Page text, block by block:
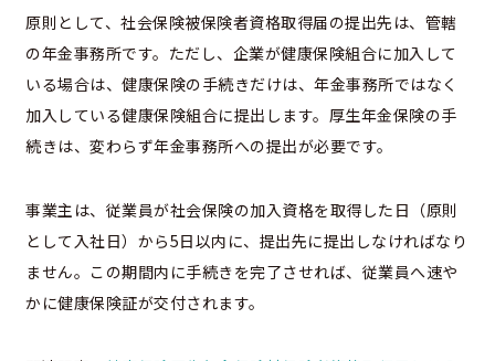
原則として、社会保険被保険者資格取得届の提出先は、管轄
の年金事務所です。ただし、企業が健康保険組合に加入して
いる場合は、健康保険の手続きだけは、年金事務所ではなく
加入している健康保険組合に提出します。厚生年金保険の手
続きは、変わらず年金事務所への提出が必要です。
事業主は、従業員が社会保険の加入資格を取得した日（原則
として入社日）から5日以内に、提出先に提出しなければなり
ません。この期間内に手続きを完了させれば、従業員へ速や
かに健康保険証が交付されます。